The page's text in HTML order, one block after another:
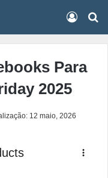
Para
2025
12 maio, 2026